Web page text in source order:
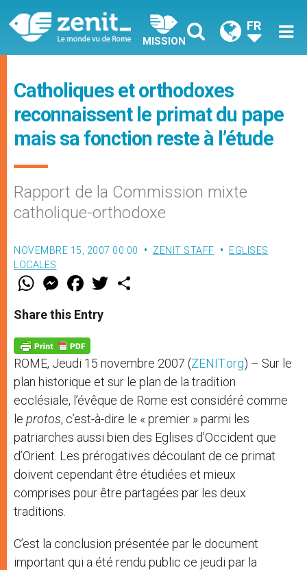
MISSION
FR
Catholiques et orthodoxes
reconnaissent le primat du pape
mais sa fonction reste à l’étude
Rapport de la Commission mixte
catholique-orthodoxe
NOVEMBRE 15, 2007 00:00 ZENIT STAFF
EGLISES
LOCALES
W
t
s
p
p
M
e
s
e
g
e
r
F
a
e
b
o
k
w
Share this Entry
ROME, Jeudi 15 novembre 2007 (ZENIT.org) – Sur le
plan historique et sur le plan de la tradition
ecclésiale, l’évêque de Rome est considéré comme
le protos, c’est-à-dire le « premier » parmi les
patriarches aussi bien des Eglises d’Occident que
d’Orient. Les prérogatives découlant de ce primat
doivent cependant être étudiées et mieux
comprises pour être partagées par les deux
traditions.
C’est la conclusion présentée par le document
important qui a été rendu public ce jeudi par la